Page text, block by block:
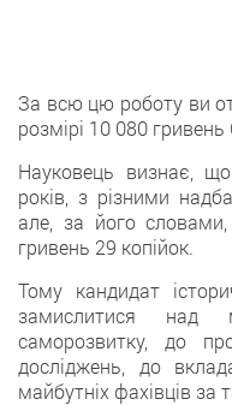
За всю цю роботу ви
розмірі 10 080 гривень
Науковець визнає,
років, з різними
але, за його
гривень 29 копійок.
Тому кандидат
замислитися над
саморозвитку, до
досліджень, до
майбутніх фахівців за